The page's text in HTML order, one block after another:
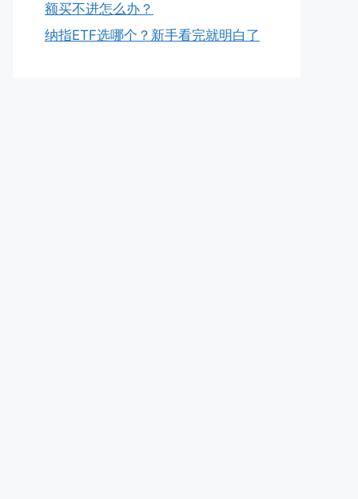
额买不进怎么办？
纳指ETF选哪个？新手看完就明白了